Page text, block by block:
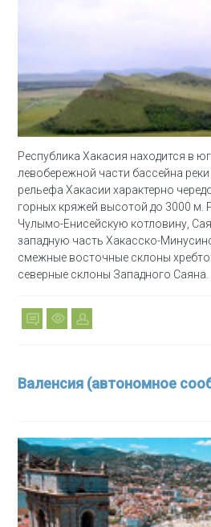
Республика Хакасия находится в
левобережной части бассейна
рельефа Хакасии характерно
горных кряжей высотой до 3000 м.
Чулымо-Енисейскую котловину,
западную часть Хакасско-
смежные восточные склоны
северные склоны Западного Саяна.
Валенсия (автономное